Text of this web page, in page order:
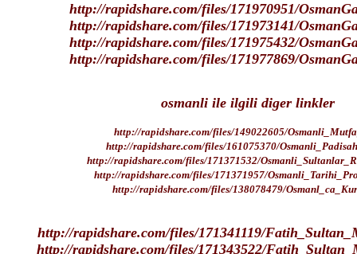
http://rapidshare.com/files/171970951/
http://rapidshare.com/files/171973141/
http://rapidshare.com/files/171975432/
http://rapidshare.com/files/171977869/
osmanli ile ilgili diger linkler
http://rapidshare.com/files/149022605/
http://rapidshare.com/files/161075370/
http://rapidshare.com/files/171371532/
http://rapidshare.com/files/171371957/
http://rapidshare.com/files/138078479/
http://rapidshare.com/files/171341119/
http://rapidshare.com/files/171343522/